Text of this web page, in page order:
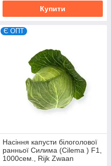
Купити
Є ОПТ
Насіння капусти білоголової
ранньої Силима (Cilema ) F1,
1000сем., Rijk Zwaan